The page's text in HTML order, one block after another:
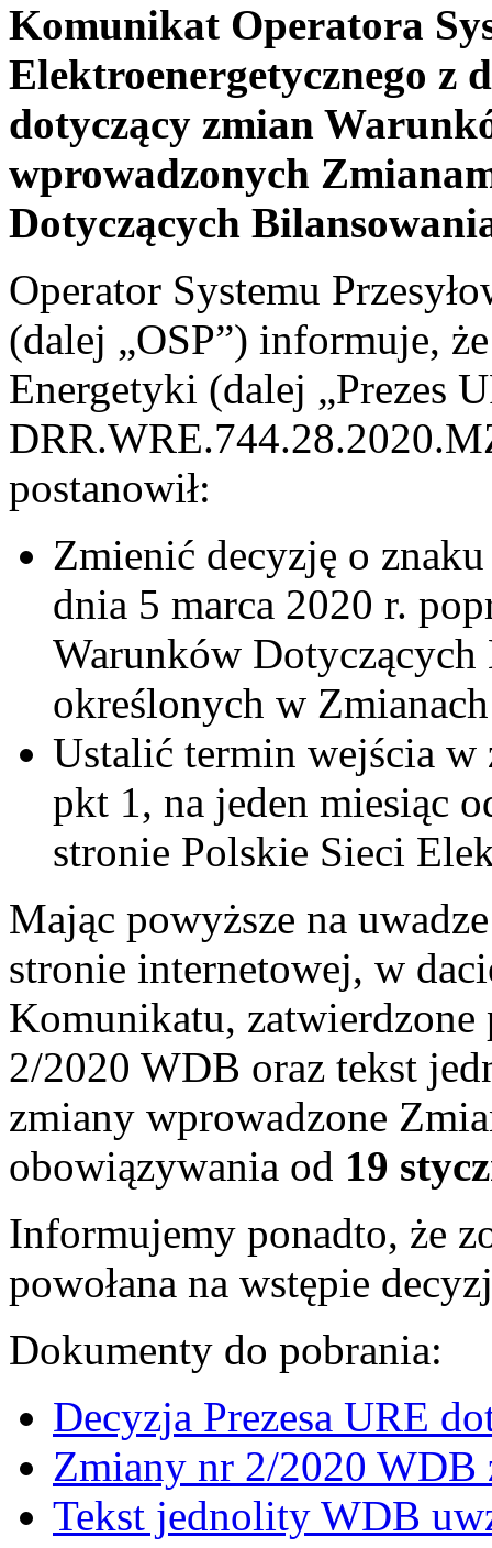
Komunikat Operatora
Elektroenergetycznego z
dotyczący zmian
wprowadzonych
Dotyczących
Operator Systemu
(dalej „OSP”) informuje,
Energetyki (dalej „Prezes
postanowił:
Zmienić decyzję o
dnia 5 marca 2020 r.
Warunków
określonych w
Ustalić termin wejścia
pkt 1, na jeden miesiąc
stronie Polskie Sieci
Mając powyższe na
stronie internetowej, w
Komunikatu, zatwierdzone
2/2020 WDB oraz tekst
zmiany wprowadzone
obowiązywania od 19
Informujemy ponadto, że
powołana na wstępie
Dokumenty do pobrania:
Decyzja Prezesa URE
Zmiany nr 2/2020 WDB
Tekst jednolity WDB